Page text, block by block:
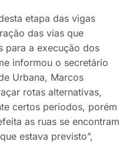
etapa das vigas
das vias que
para a execução dos
informou o secretário
Urbana, Marcos
rotas alternativas,
certos períodos, porém
as ruas se encontram
estava previsto”,